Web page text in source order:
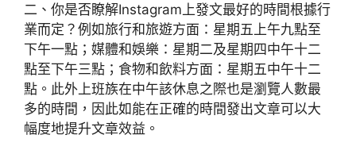
二、你是否瞭解Instagram上發文最好的時間根據行
業而定？例如旅行和旅遊方面：星期五上午九點至
下午一點；媒體和娛樂：星期二及星期四中午十二
點至下午三點；食物和飲料方面：星期五中午十二
點。此外上班族在中午該休息之際也是瀏覽人數最
多的時間，因此如能在正確的時間發出文章可以大
幅度地提升文章效益。